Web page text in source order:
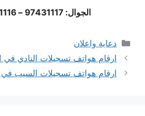
الجوال: 97431117 – 97431116
التصنيفات
دعاية واعلان
ارقام هواتف تسجيلات النادي في
ارقام هواتف تسجيلات السيب في